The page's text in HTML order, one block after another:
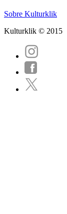
Sobre Kulturklik
Kulturklik © 2015